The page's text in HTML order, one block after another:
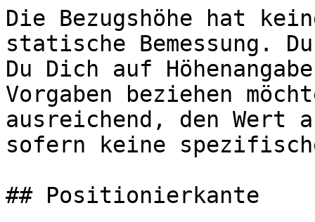
Die Bezugshöhe hat
statische Bemessung.
Du Dich auf
Vorgaben beziehen
ausreichend, den Wert
sofern keine
## Positionierkante